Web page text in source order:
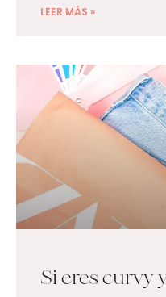
LEER MÁS »
Si eres curvy